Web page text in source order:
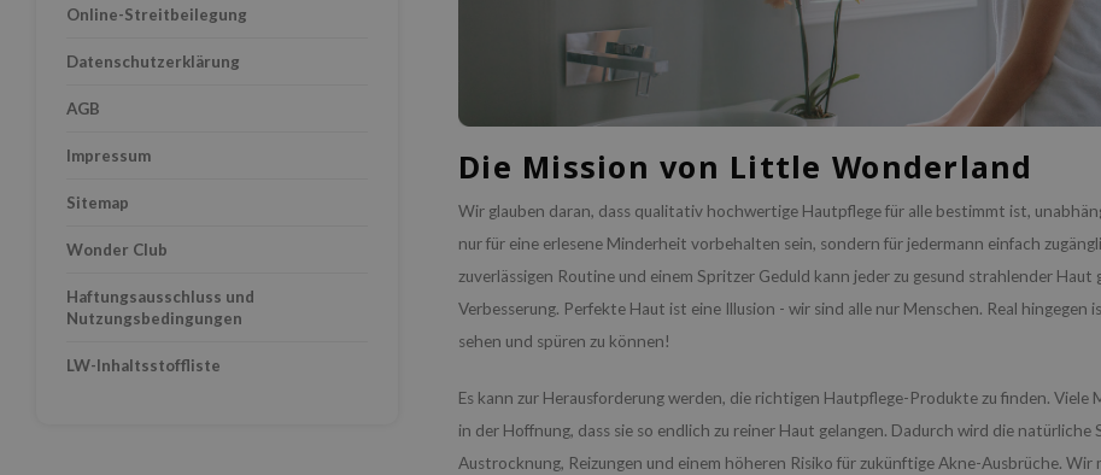
Online-Streitbeilegung
Datenschutzerklärung
AGB
Impressum
Sitemap
Wonder Club
Haftungsausschluss und
Nutzungsbedingungen
LW-Inhaltsstoffliste
Die Mission von Little Wonderland
Wir glauben daran, dass qualitativ hochwertige Hautpflege für alle bestimmt ist,
nur für eine erlesene Minderheit vorbehalten sein, sondern für jedermann einfach
zuverlässigen Routine und einem Spritzer Geduld kann jeder zu gesund strahlender
Verbesserung. Perfekte Haut ist eine Illusion - wir sind alle nur Menschen. Real hingegen
sehen und spüren zu können!
Es kann zur Herausforderung werden, die richtigen Hautpflege-Produkte zu finden.
in der Hoffnung, dass sie so endlich zu reiner Haut gelangen. Dadurch wird die
Austrocknung, Reizungen und einem höheren Risiko für zukünftige Akne-Ausbrüche.